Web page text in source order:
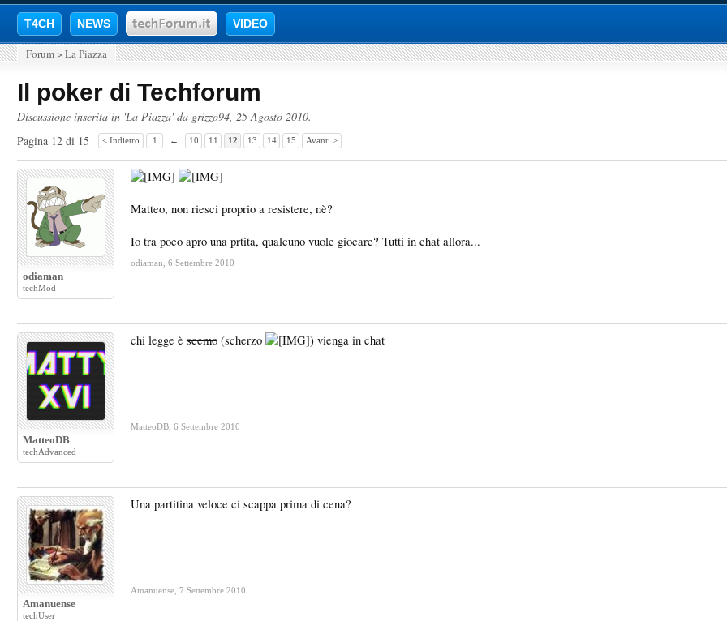
T4CH NEWS VIDEO
Forum > La Piazza
Il poker di Techforum
Discussione inserita in 'La Piazza' da grizzo94, 25 Agosto 2010.
Pagina 12 di 15
< Indietro 1 ← 10 11 12 13 14 15 Avanti >
odiaman
techMod
Matteo, non riesci proprio a resistere, nè?
Io tra poco apro una prtita, qualcuno vuole giocare? Tutti in chat allora...
odiaman 6 Settembre 2010
MatteoDB
techAdvanced
chi legge è scemo (scherzo ) vienga in chat
MatteoDB 6 Settembre 2010
Amanuense
techUser
Una partitina veloce ci scappa prima di cena?
Amanuense 7 Settembre 2010